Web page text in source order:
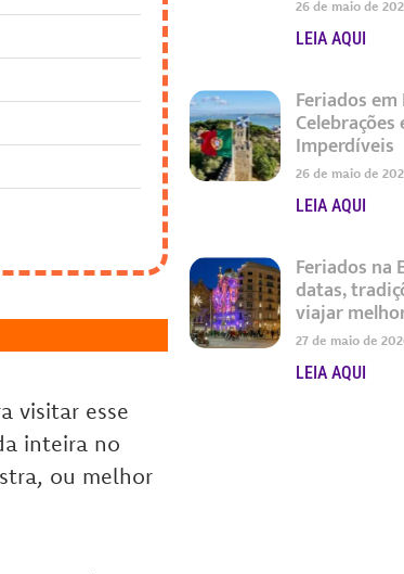
visitar esse
inteira no
ou melhor
26 de maio de
LEIA AQUI
Feriados
Celebrações
Imperdíveis
26 de maio de
LEIA AQUI
Feriados na
datas,
viajar
27 de maio de
LEIA AQUI